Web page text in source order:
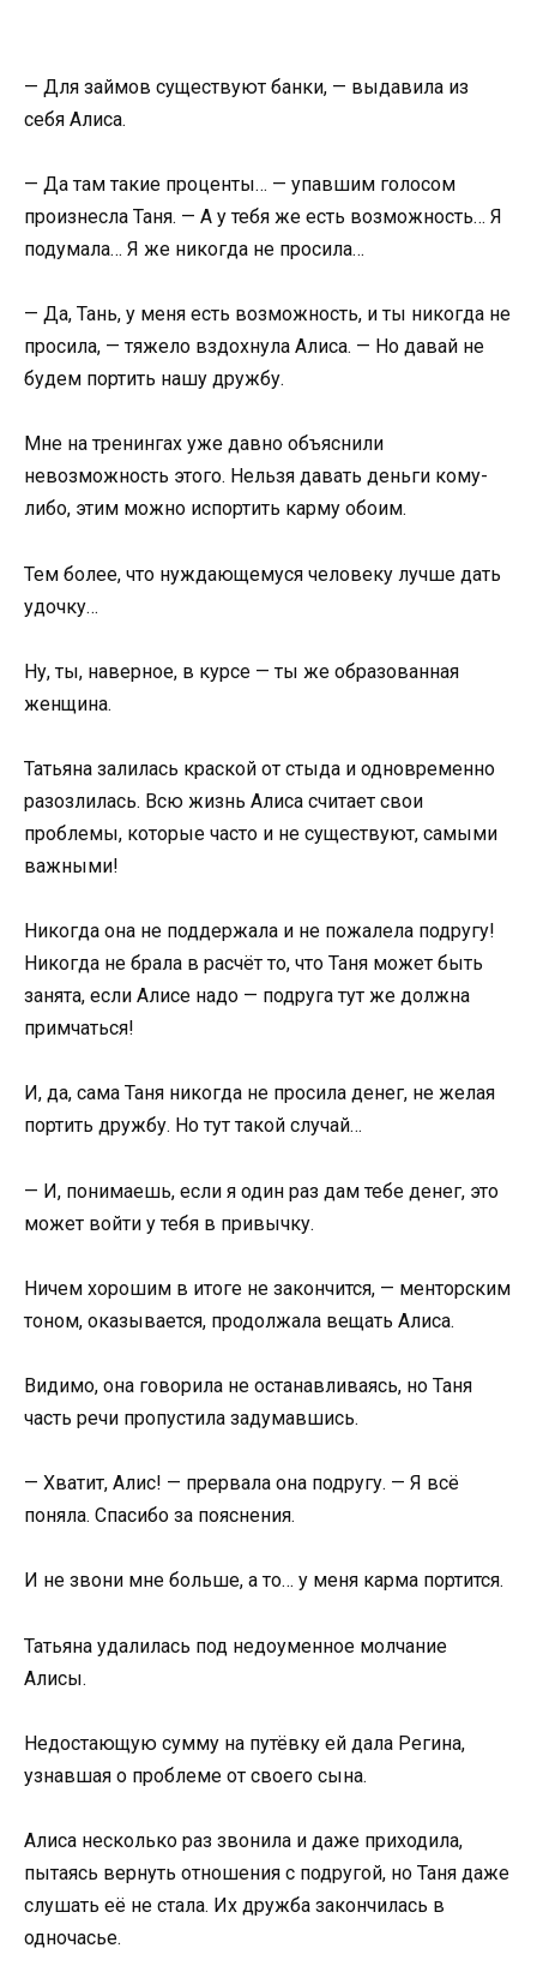
— Для займов существуют банки, — выдавила из
себя Алиса.
— Да там такие проценты… — упавшим голосом
произнесла Таня. — А у тебя же есть возможность… Я
подумала… Я же никогда не просила…
— Да, Тань, у меня есть возможность, и ты никогда не
просила, — тяжело вздохнула Алиса. — Но давай не
будем портить нашу дружбу.
Мне на тренингах уже давно объяснили
невозможность этого. Нельзя давать деньги кому-
либо, этим можно испортить карму обоим.
Тем более, что нуждающемуся человеку лучше дать
удочку…
Ну, ты, наверное, в курсе — ты же образованная
женщина.
Татьяна залилась краской от стыда и одновременно
разозлилась. Всю жизнь Алиса считает свои
проблемы, которые часто и не существуют, самыми
важными!
Никогда она не поддержала и не пожалела подругу!
Никогда не брала в расчёт то, что Таня может быть
занята, если Алисе надо — подруга тут же должна
примчаться!
И, да, сама Таня никогда не просила денег, не желая
портить дружбу. Но тут такой случай…
— И, понимаешь, если я один раз дам тебе денег, это
может войти у тебя в привычку.
Ничем хорошим в итоге не закончится, — менторским
тоном, оказывается, продолжала вещать Алиса.
Видимо, она говорила не останавливаясь, но Таня
часть речи пропустила задумавшись.
— Хватит, Алис! — прервала она подругу. — Я всё
поняла. Спасибо за пояснения.
И не звони мне больше, а то… у меня карма портится.
Татьяна удалилась под недоуменное молчание
Алисы.
Недостающую сумму на путёвку ей дала Регина,
узнавшая о проблеме от своего сына.
Алиса несколько раз звонила и даже приходила,
пытаясь вернуть отношения с подругой, но Таня даже
слушать её не стала. Их дружба закончилась в
одночасье.